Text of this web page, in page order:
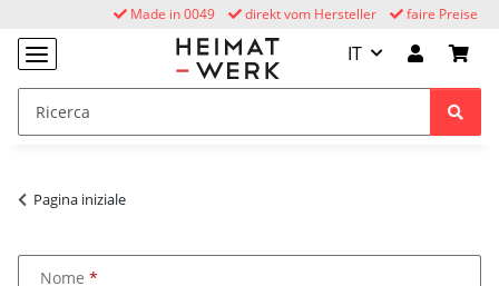
faire Preise
direkt vom Hersteller
Made in 0049
IT
Pagina iniziale
Nome